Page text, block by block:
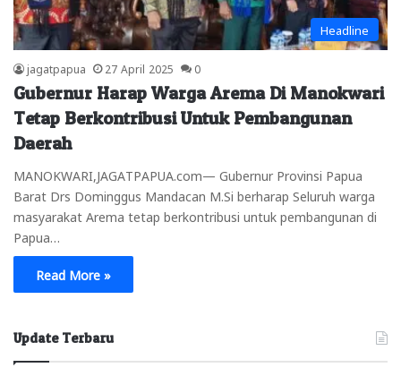
Headline
jagatpapua 27 April 2025 0
Gubernur Harap Warga Arema Di Manokwari
Tetap Berkontribusi Untuk Pembangunan
Daerah
MANOKWARI,JAGATPAPUA.com— Gubernur Provinsi Papua
Barat Drs Dominggus Mandacan M.Si berharap Seluruh warga
masyarakat Arema tetap berkontribusi untuk pembangunan di
Papua…
Read More »
Update Terbaru